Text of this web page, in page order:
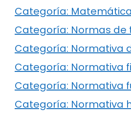
Categoría:
Categoría: Normas de
Categoría: Normativa
Categoría: Normativa
Categoría: Normativa
Categoría: Normativa